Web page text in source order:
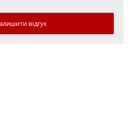
відгук